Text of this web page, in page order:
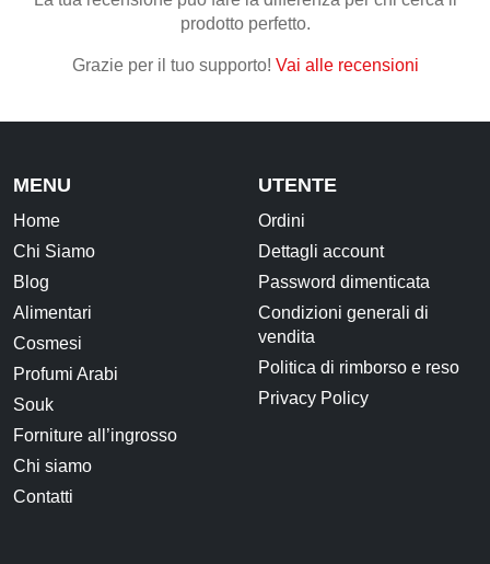
prodotto perfetto.
Grazie per il tuo supporto! Vai alle recensioni
MENU
Home
Chi Siamo
Blog
Alimentari
Cosmesi
Profumi Arabi
Souk
Forniture all’ingrosso
Chi siamo
Contatti
UTENTE
Ordini
Dettagli account
Password dimenticata
Condizioni generali di
vendita
Politica di rimborso e reso
Privacy Policy